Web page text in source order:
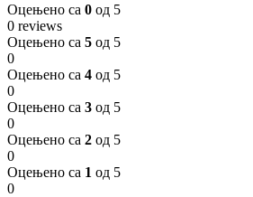
Оцењено са 0 од 5
0 reviews
Оцењено са 5 од 5
0
Оцењено са 4 од 5
0
Оцењено са 3 од 5
0
Оцењено са 2 од 5
0
Оцењено са 1 од 5
0